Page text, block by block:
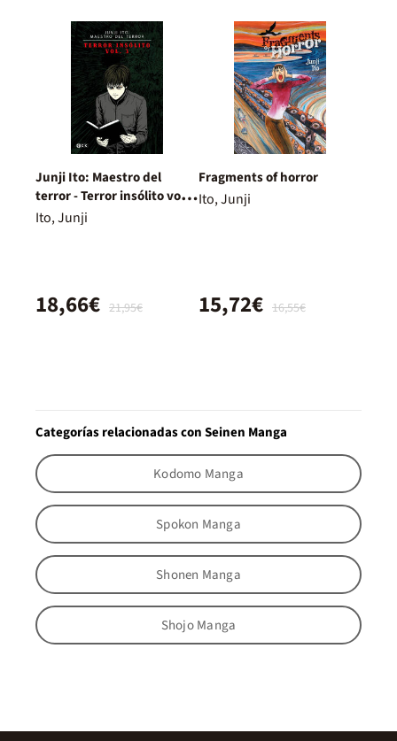
Junji Ito: Maestro del
terror - Terror insólito vol. 3
de 3
Ito, Junji
21,95€
18,66€
Fragments of horror
Ito, Junji
16,55€
15,72€
Categorías relacionadas con Seinen Manga
Kodomo Manga
Spokon Manga
Shonen Manga
Shojo Manga